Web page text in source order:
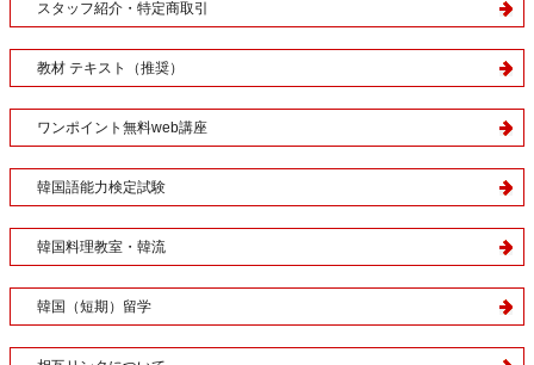
スタッフ紹介・特定商取引
教材 テキスト（推奨）
ワンポイント無料web講座
韓国語能力検定試験
韓国料理教室・韓流
韓国（短期）留学